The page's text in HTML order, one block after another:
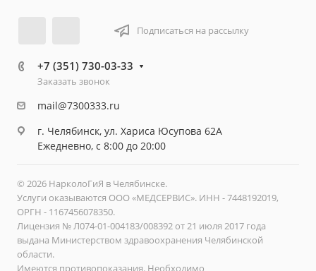
Подписаться на рассылку
+7 (351) 730-03-33
Заказать звонок
mail@7300333.ru
г. Челябинск, ул. Хариса Юсупова 62А
Ежедневно, с 8:00 до 20:00
© 2026 НарколоГиЯ в Челябинске.
Услуги оказываются ООО «МЕДСЕРВИС». ИНН - 7448192019,
ОРГН - 1167456078350.
Лицензия № Л074-01-004183/008392 от 21 июля 2017 года
выдана Министерством здравоохранения Челябинской
области.
Имеются противопоказания. Необходимо